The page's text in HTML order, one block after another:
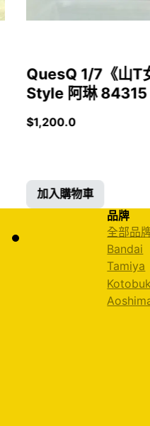
QuesQ 1/7《山T
Style 阿琳 84315
$1,200.0
加入購物車
品牌
全部品
Bandai
Tamiya